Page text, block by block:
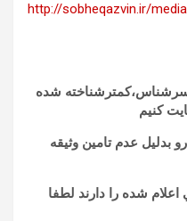
http://sobheqazvin.ir/
شده
کنیم
بدلیل عدم تامین وثیقه
اعلام شده را دارند لطفا